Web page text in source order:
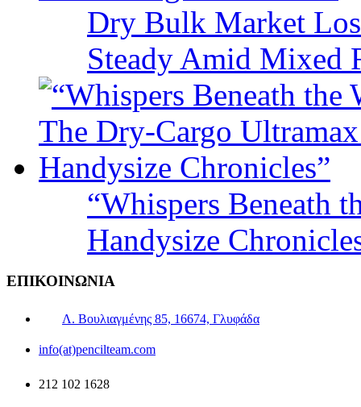
Dry Bulk Market
Steady Amid Mixed
“Whispers Beneath
Handysize
ΕΠΙΚΟΙΝΩΝΙΑ
Λ. Βουλιαγμένης 85, 16674, Γλυφάδα
info(at)pencilteam.com
212 102 1628